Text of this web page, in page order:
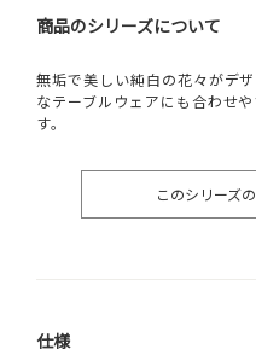
商品のシリーズについて
無垢で美しい純白の花々がデ
なテーブルウェアにも合わせ
す。
このシリーズ
仕様